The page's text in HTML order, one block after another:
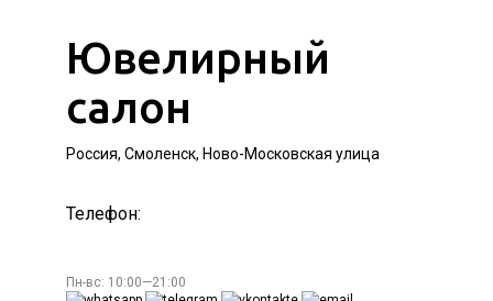
Ювелирный
салон
Россия, Смоленск, Ново-Московская улица
Телефон:
Пн-вс: 10:00—21:00